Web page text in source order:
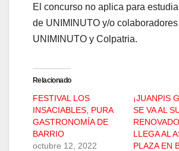
El concurso no aplica para
de UNIMINUTO y/o
UNIMINUTO y Colpatria.
Relacionado
FESTIVAL LOS
INSACIABLES, PURA
GASTRONOMÍA DE
BARRIO
octubre 12, 2022
¡JUANPIS
SE VA AL
LLEGA AL
PLAZA EN